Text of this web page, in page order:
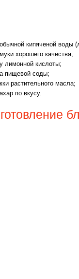
кипяченой воды
хорошего качества;
лимонной кислоты;
пищевой соды;
растительного масла;
по вкусу.